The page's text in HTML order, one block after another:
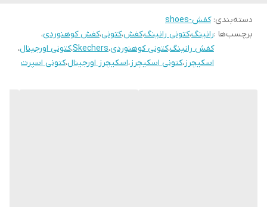
دسته‌بندی:کفش-shoes
برچسب‌ها :رانینگ،کتونی رانینگ،کفش،کتونی،کفش کوهنوردی،
کفش رانینگ،کتونی کوهنوردی،Skechers،کتونی اورجینال،
اسکیچرز،کتونی اسکیچرز،اسکیچرز اورجینال،کتونی اسپرت